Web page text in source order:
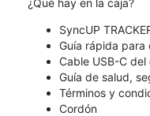
¿Qué hay en la caja?
SyncUP
Guía rápida para
Cable USB-C
Guía de salud,
Términos y
Cordón